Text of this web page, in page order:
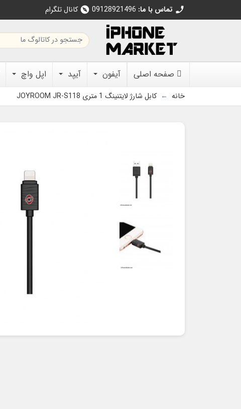
call تماس با ما: 09128921496
explore کانال تلگرام
صفحه اصلی آیفون آیپد اپل واچ
خانه کابل شارژ لایتنینگ 1 متری JOYROOM JR-S118